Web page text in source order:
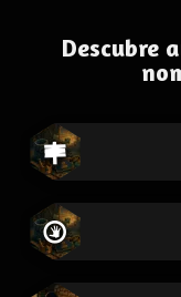
Descubre